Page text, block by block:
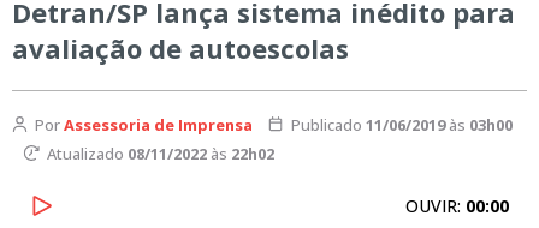
Detran/SP lança sistema inédito para
avaliação de autoescolas
PorAssessoria de Imprensa Publicado 11/06/2019às 03h00
Atualizado 08/11/2022às 22h02
OUVIR: 00:00